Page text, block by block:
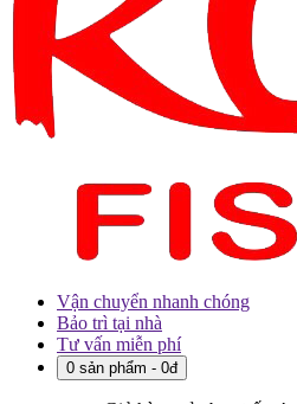
Vận chuyển nhanh chóng
Bảo trì tại nhà
Tư vấn miễn phí
0 sản phẩm - 0đ